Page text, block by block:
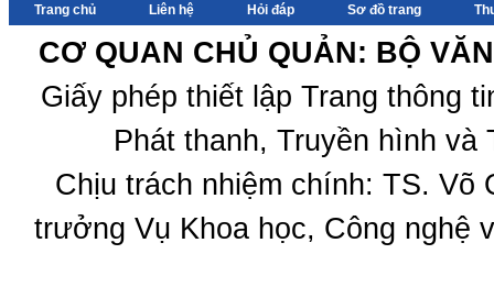
Trang chủ Liên hệ Hỏi đáp Sơ đồ trang
CƠ QUAN CHỦ QUẢN: BỘ
Giấy phép thiết lập Trang thông
Phát thanh, Truyền hình
Chịu trách nhiệm chính: TS.
trưởng Vụ Khoa học, Công nghệ